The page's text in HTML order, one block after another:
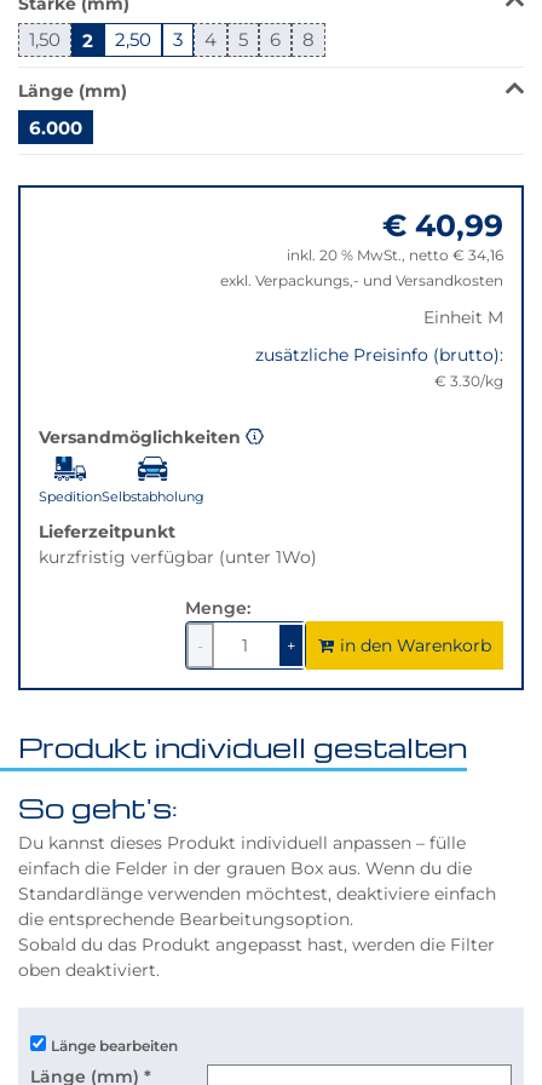
der
Filter
auf
die
beste
Alternative
in
1,50 2 2,50 3 4 5 6 8
Länge (mm)
6.000
zu
€ 40,99
inkl. 20 % MwSt., netto € 34,16
exkl. Verpackungs,- und Versandkosten
Einheit M
zusätzliche Preisinfo (brutto):
€ 3.30/kg
Versandmöglichkeiten
SpeditionSelbstabholung
Lieferzeitpunkt
kurzfristig verfügbar (unter 1Wo)
Menge:
-
1
verringern
+1um
1
erhöhen
in den Warenkorb
Produkt individuell gestalten
So geht's:
Du kannst dieses Produkt individuell anpassen – fülle
einfach die Felder in der grauen Box aus. Wenn du die
Standardlänge verwenden möchtest, deaktiviere einfach
die entsprechende Bearbeitungsoption.
Sobald du das Produkt angepasst hast, werden die Filter
oben deaktiviert.
Länge bearbeiten
Länge (mm) *